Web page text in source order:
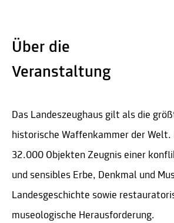
Über die
Veranstaltung
Das Landeszeughaus gilt als die
historische Waffenkammer der Welt.
32.000 Objekten Zeugnis einer
und sensibles Erbe, Denkmal und
Landesgeschichte sowie
museologische Herausforderung.